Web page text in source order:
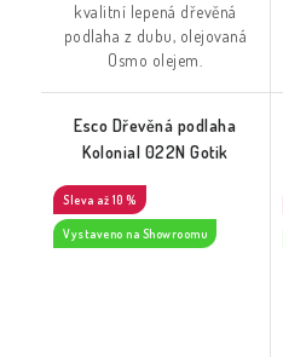
kvalitní lepená dřevěná
podlaha z dubu, olejovaná
Osmo olejem.
Esco Dřevěná podlaha
Kolonial 022N Gotik
až 10 %
Vystaveno na Showroomu